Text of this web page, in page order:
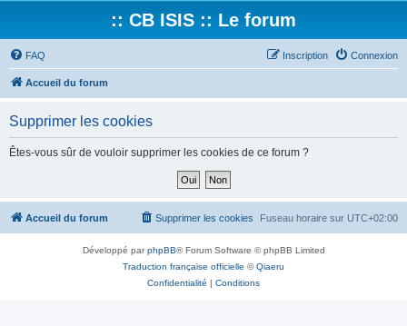
:: CB ISIS :: Le forum
FAQ Connexion
Inscription
Accueil du forum
Supprimer les cookies
Êtes-vous sûr de vouloir supprimer les cookies de ce forum ?
Accueil du forum Fuseau horaire sur UTC+02:00
Supprimer les cookies
Développé parphpBB® Forum Software © phpBB Limited
Traduction française officielle ©Qiaeru
Confidentialité | Conditions